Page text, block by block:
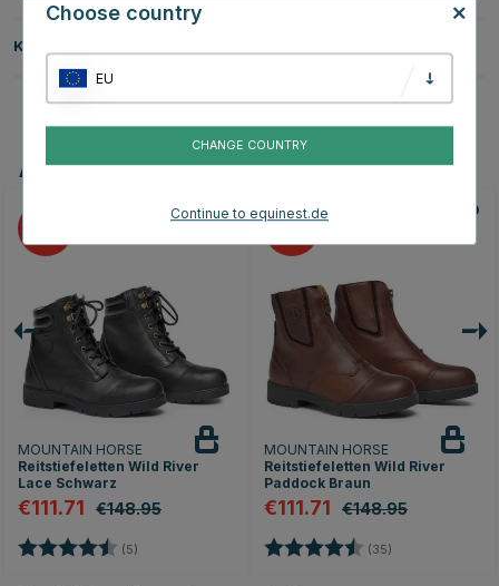
Kundenbewertungen
Andere Produkte, die Ihnen gefallen könnten
MOUNTAIN HORSE
Reitstiefeletten Wild River
Lace Schwarz
€111.71 €148.95
Bewertung: (5)
25
MOUNTAIN HORSE
Reitstiefeletten Wild River
Paddock Braun
€111.71 €148.95
Bewertung: (35)
Choose country
EU
CHANGE COUNTRY
Continue to equinest.de